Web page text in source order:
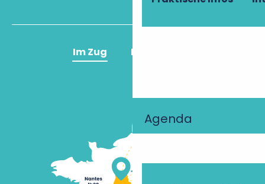
Agenda
Im Zug Im Flugzeug